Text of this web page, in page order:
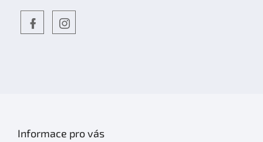
Informace pro vás